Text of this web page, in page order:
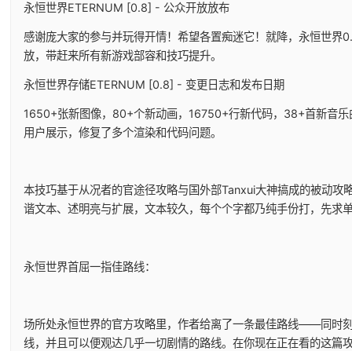
永恒世界ETERNUM [0.8] - 公众开放放布
感谢庞大家的参与并玩得开情！希望各置痴迷它！就降，永恒世界
放，带赶来所有新游戏部容和技巧提升。
永恒世界存储ETERNUM [0.8] - 变更日志和发布日期
1650+张新图像，80+个新动画，16750+行新代码，38+首新音
用户展示，修复了多个渲染和代码问题。
本技巧基于从况者的官途径攻略与国外部Tanxui大神搞成的被动攻
谐文本、述明亮与扩展，文本较久，每个个字都乃纯手份打，先求
永恒世界首屈一指佳路线：
场所处永恒世界的官方攻略里，作者给离了一条最佳路线——同时
线，并且可以便观达几乎一切剧情的路线。在你现在正在看的这篇